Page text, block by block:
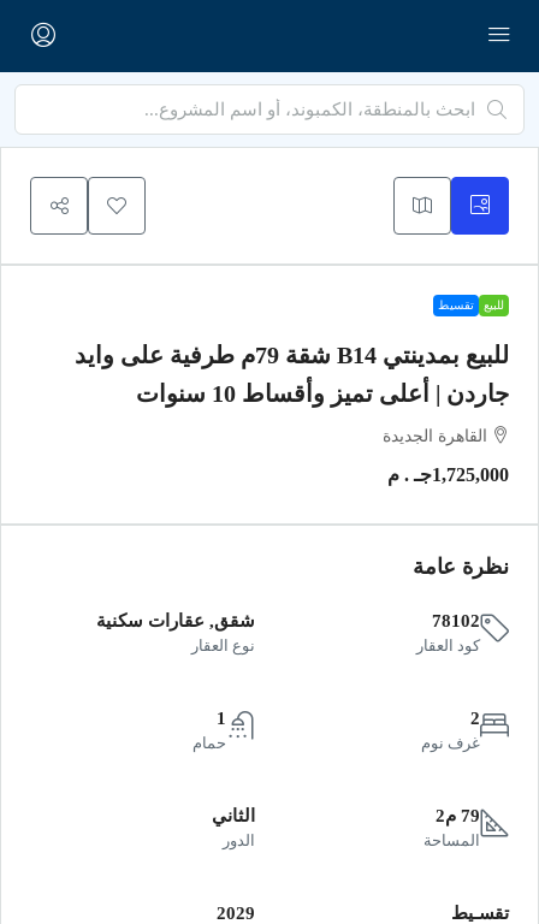
للبيع تقسيط
للبيع بمدينتي B14 شقة 79م طرفية على وايد
جاردن | أعلى تميز وأقساط 10 سنوات
القاهرة الجديدة
1,725,000جـ . م
نظرة عامة
78102
كود العقار
شقق, عقارات سكنية
نوع العقار
2
غرف نوم
1
حمام
79 م2
المساحة
الثاني
الدور
تقسـيط 2029